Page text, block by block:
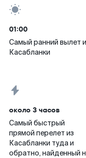
01:00
Самый ранний вылет
Касабланки
около 3 часов
Самый быстрый
прямой перелет из
Касабланки туда и
обратно, найденный